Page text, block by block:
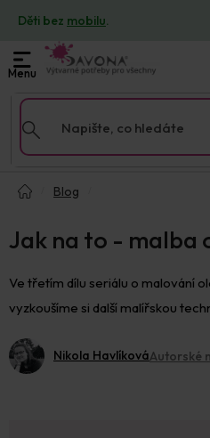
obsah
Děti bez mobilu.
Blog
Jak na to - malba
Ve třetím dílu seriálu o malování
vyzkoušíme si další malířskou
Nikola HavlíkováAutorské